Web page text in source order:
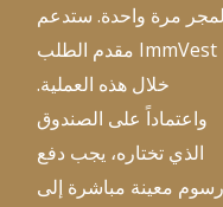
مرة واحدة. ستدعم
ImmVest مقدم الطلب
خلال هذه العملية.
واعتماداً على الصندوق
الذي تختاره، يجب دفع
رسوم معينة مباشرة إلى